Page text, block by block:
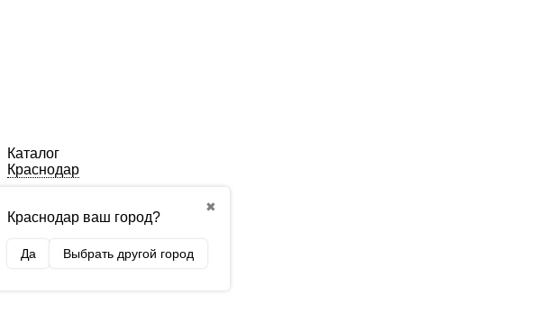
Каталог
Краснодар
✖
Краснодар ваш город?
Да Выбрать другой город